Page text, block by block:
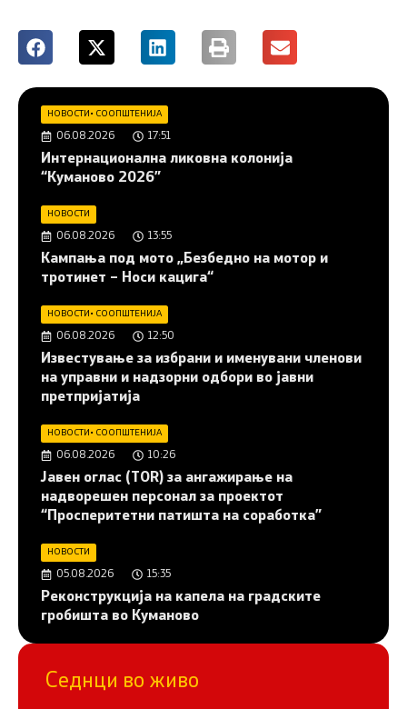
НОВОСТИ• СООПШТЕНИЈА
06.08.2026 17:51
Интернационална ликовна колонија
“Куманово 2026”
НОВОСТИ
06.08.2026 13:55
Кампања под мото „Безбедно на мотор и
тротинет – Носи кацига“
НОВОСТИ• СООПШТЕНИЈА
06.08.2026 12:50
Известување за избрани и именувани членови
на управни и надзорни одбори во јавни
претпријатија
НОВОСТИ• СООПШТЕНИЈА
06.08.2026 10:26
Јавен оглас (ТОR) за ангажирање на
надворешен персонал за проектот
“Просперитетни патишта на соработка”
НОВОСТИ
05.08.2026 15:35
Реконструкција на капела на градските
гробишта во Куманово
Седнци во живо